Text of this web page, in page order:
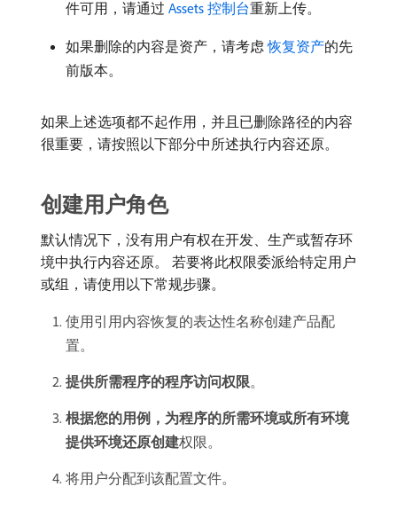
件可用，请通过 Assets 控制台重新上传。
如果删除的内容是资产，请考虑恢复资产的先
前版本。
如果上述选项都不起作用，并且已删除路径的内容
很重要，请按照以下部分中所述执行内容还原。
创建用户角色
默认情况下，没有用户有权在开发、生产或暂存环
境中执行内容还原。 若要将此权限委派给特定用户
或组，请使用以下常规步骤。
使用引用内容恢复的表达性名称创建产品配
置。
提供所需程序的程序访问权限。
根据您的用例，为程序的所需环境或所有环境
提供环境还原创建​权限。
将用户分配到该配置文件。